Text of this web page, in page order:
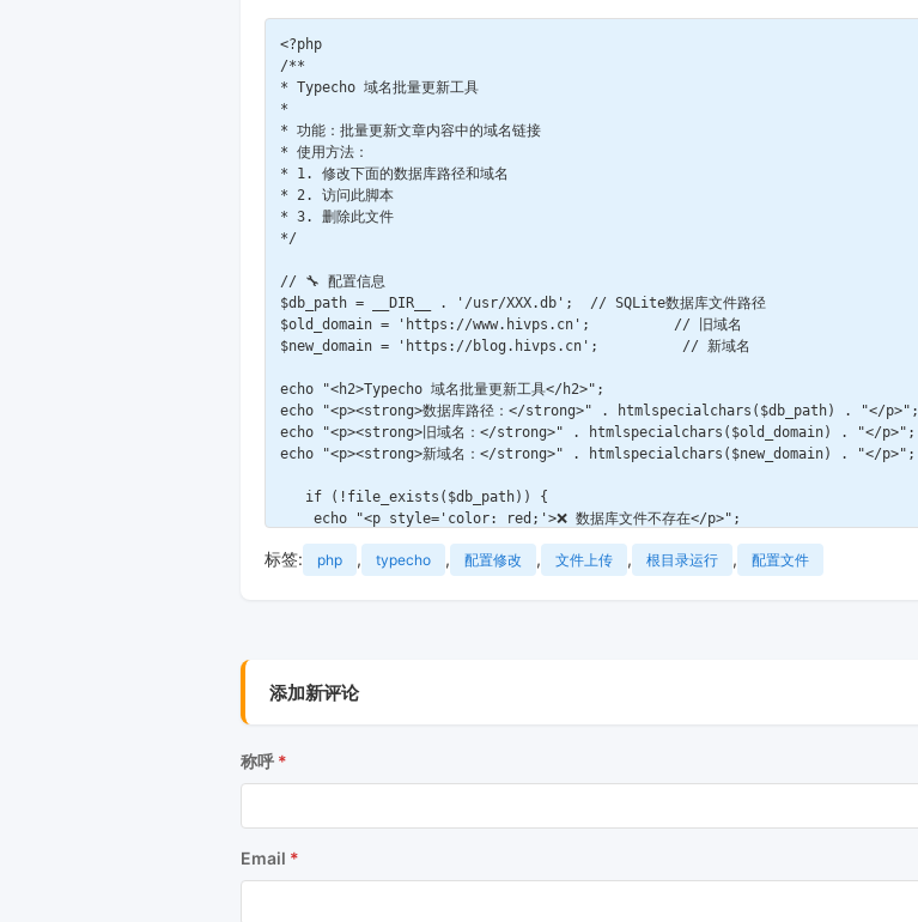
<?php
/**
* Typecho 域名批量更新工具
*
* 功能：批量更新文章内容中的域名链接
* 使用方法：
* 1. 修改下面的数据库路径和域名
* 2. 访问此脚本
* 3. 删除此文件
*/
// 🔧 配置信息
$db_path = __DIR__ . '/usr/XXX.db';  // SQLite数据库文件路径
$old_domain = 'https://www.hivps.cn';          // 旧域名
$new_domain = 'https://blog.hivps.cn';          // 新域名
echo "<h2>Typecho 域名批量更新工具</h2>";
echo "<p><strong>数据库路径：</strong>" . htmlspecialchars($db_path) . "</p>";
echo "<p><strong>旧域名：</strong>" . htmlspecialchars($old_domain) . "</p>";
echo "<p><strong>新域名：</strong>" . htmlspecialchars($new_domain) . "</p>";
   if (!file_exists($db_path)) {
    echo "<p style='color: red;'>❌ 数据库文件不存在</p>";
}
function backupTable($db, $table_name) {
    echo "<p style='color: blue;'>📋 已备份表: $backup_table</p>";
// 1. 更新文章内容 (table.contents)
标签: php , typecho , 配置修改 , 文件上传 , 根目录运行 , 配置文件
添加新评论
称呼
Email